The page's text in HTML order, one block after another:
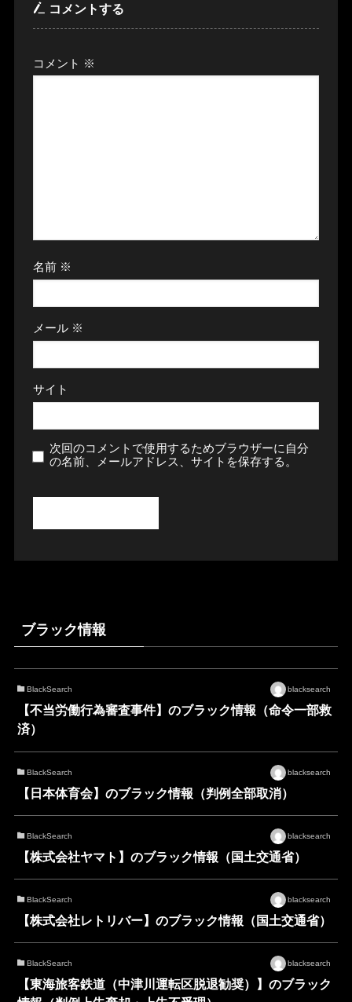
コメントする
コメント ※
名前 ※
メール ※
サイト
次回のコメントで使用するためブラウザーに自分
の名前、メールアドレス、サイトを保存する。
ブラック情報
BlackSearch blacksearch
【不当労働行為審査事件】のブラック情報（命令一部救
済）
BlackSearch blacksearch
【日本体育会】のブラック情報（判例全部取消）
BlackSearch blacksearch
【株式会社ヤマト】のブラック情報（国土交通省）
BlackSearch blacksearch
【株式会社レトリバー】のブラック情報（国土交通省）
BlackSearch blacksearch
【東海旅客鉄道（中津川運転区脱退勧奨）】のブラック